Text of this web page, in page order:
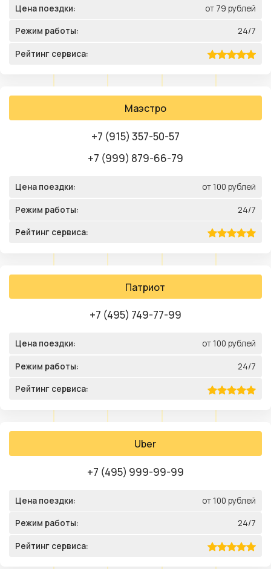
Цена поездки: от 79 рублей
Режим работы: 24/7
Рейтинг сервиса:
Маэстро
+7 (915) 357-50-57
+7 (999) 879-66-79
Цена поездки: от 100 рублей
Режим работы: 24/7
Рейтинг сервиса:
Патриот
+7 (495) 749-77-99
Цена поездки: от 100 рублей
Режим работы: 24/7
Рейтинг сервиса:
Uber
+7 (495) 999-99-99
Цена поездки: от 100 рублей
Режим работы: 24/7
Рейтинг сервиса: